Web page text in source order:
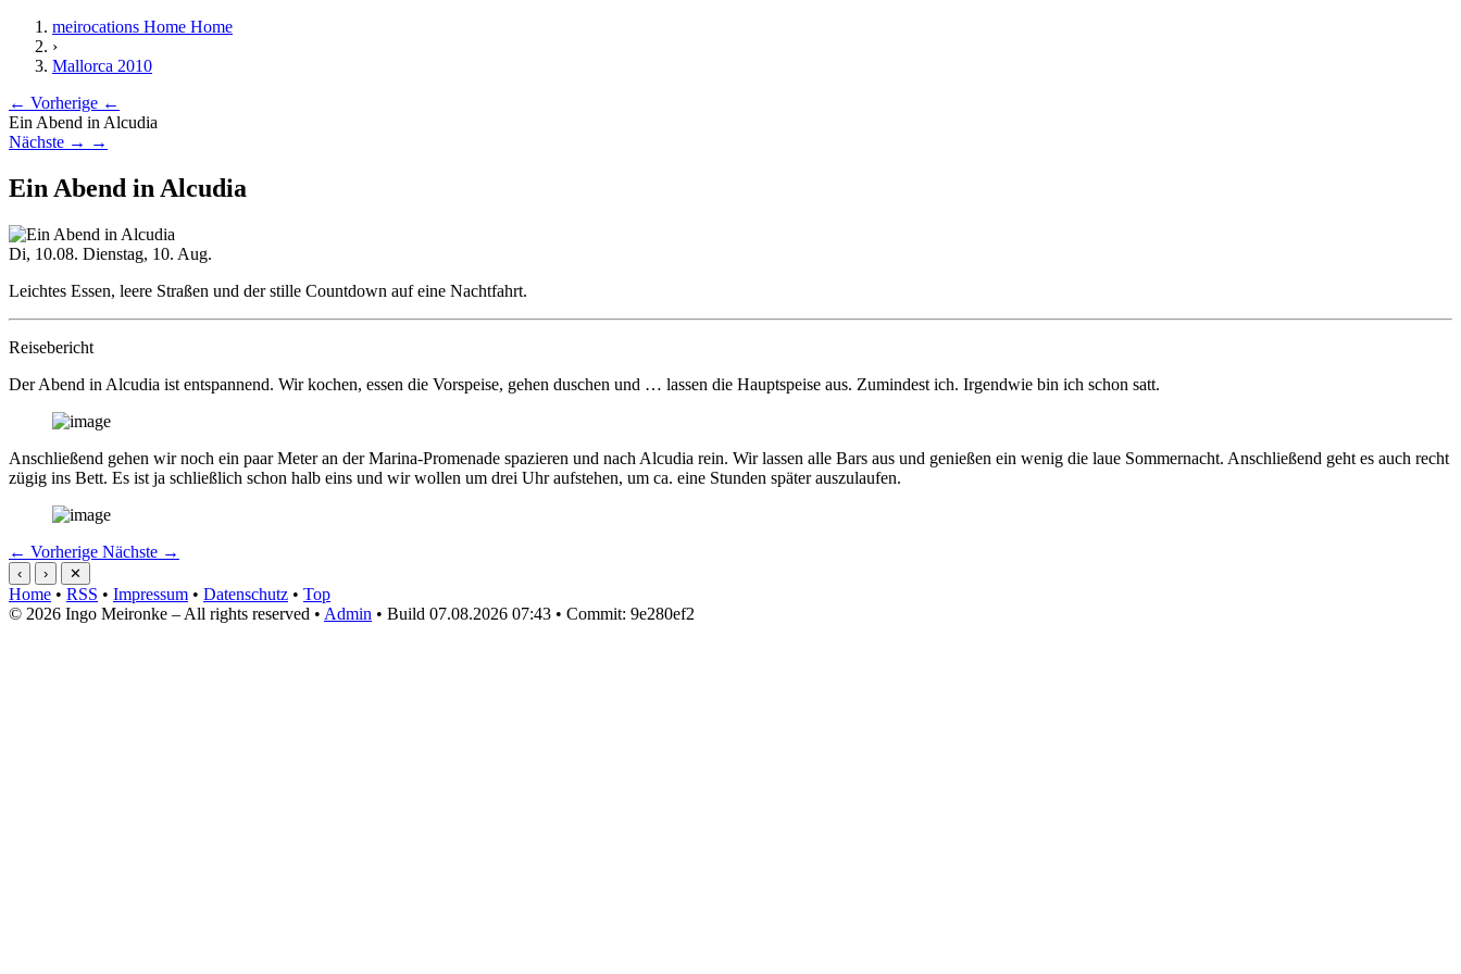
meirocations Home Home
›
Mallorca 2010
← Vorherige ←
Ein Abend in Alcudia
Nächste → →
Ein Abend in Alcudia
Di, 10.08. Dienstag, 10. Aug.
Leichtes Essen, leere Straßen und der stille Countdown auf eine Nachtfahrt.
Reisebericht
Der Abend in Alcudia ist entspannend. Wir kochen, essen die Vorspeise, gehen duschen und … lassen die Hauptspeise aus. Zumindest ich. Irgendwie bin ich schon satt.
Anschließend gehen wir noch ein paar Meter an der Marina-Promenade spazieren und nach Alcudia rein. Wir lassen alle Bars aus und genießen ein wenig die laue Sommernacht. Anschließend geht es auch recht
zügig ins Bett. Es ist ja schließlich schon halb eins und wir wollen um drei Uhr aufstehen, um ca. eine Stunden später auszulaufen.
← Vorherige Nächste →
‹ › ✕
Home • RSS • Impressum • Datenschutz • Top
© 2026 Ingo Meironke – All rights reserved • Admin • Build 07.08.2026 07:43 • Commit: 9e280ef2